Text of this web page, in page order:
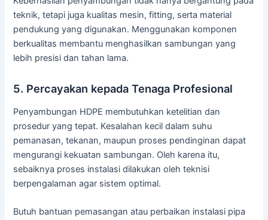
teknik, tetapi juga kualitas mesin, fitting, serta material
pendukung yang digunakan. Menggunakan komponen
berkualitas membantu menghasilkan sambungan yang
lebih presisi dan tahan lama.
5. Percayakan kepada Tenaga Profesional
Penyambungan HDPE membutuhkan ketelitian dan
prosedur yang tepat. Kesalahan kecil dalam suhu
pemanasan, tekanan, maupun proses pendinginan dapat
mengurangi kekuatan sambungan. Oleh karena itu,
sebaiknya proses instalasi dilakukan oleh teknisi
berpengalaman agar sistem optimal.
Butuh bantuan pemasangan atau perbaikan instalasi pipa